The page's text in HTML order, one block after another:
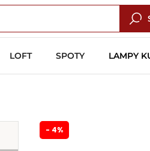
LOFT SPOTY LAMPY
- 4%